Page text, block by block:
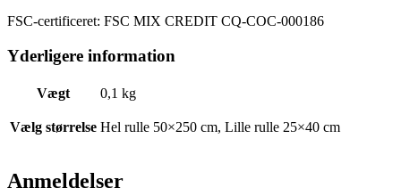
FSC-certificeret: FSC MIX CREDIT CQ-COC-000186
Yderligere information
Vægt 0,1 kg
Vælg størrelse Hel rulle 50×250 cm, Lille rulle 25×40 cm
Anmeldelser